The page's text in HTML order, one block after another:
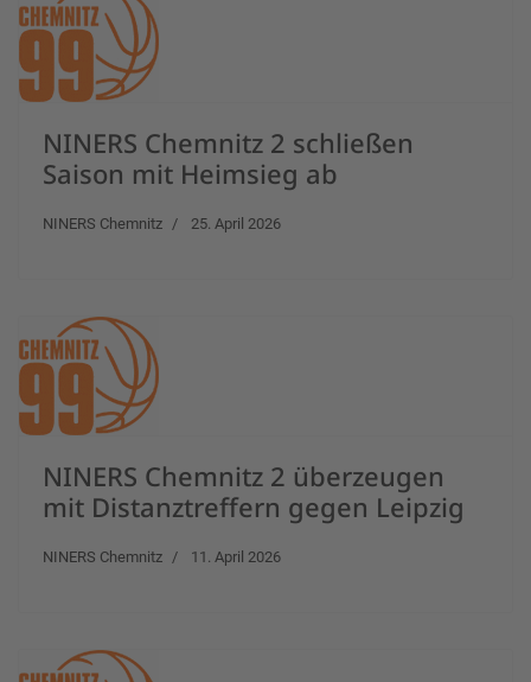
NINERS Chemnitz 2 schließen
Saison mit Heimsieg ab
NINERS Chemnitz 25. April 2026
NINERS Chemnitz 2 überzeugen
mit Distanztreffern gegen Leipzig
NINERS Chemnitz 11. April 2026